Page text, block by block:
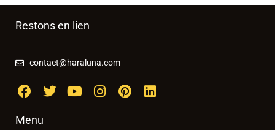
Restons en lien
contact@haraluna.com
Menu